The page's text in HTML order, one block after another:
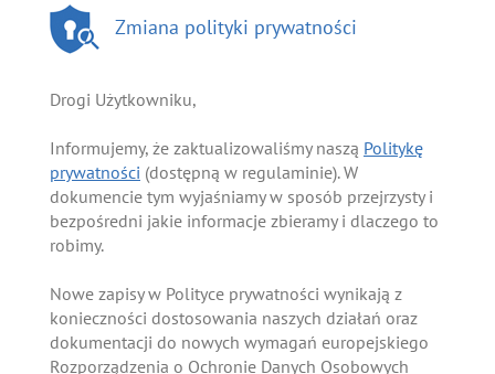
Zmiana polityki prywatności
Drogi Użytkowniku,
Informujemy, że zaktualizowaliśmy naszą Politykę
prywatności (dostępną w regulaminie). W
dokumencie tym wyjaśniamy w sposób przejrzysty i
bezpośredni jakie informacje zbieramy i dlaczego to
robimy.
Nowe zapisy w Polityce prywatności wynikają z
konieczności dostosowania naszych działań oraz
dokumentacji do nowych wymagań europejskiego
Rozporządzenia o Ochronie Danych Osobowych